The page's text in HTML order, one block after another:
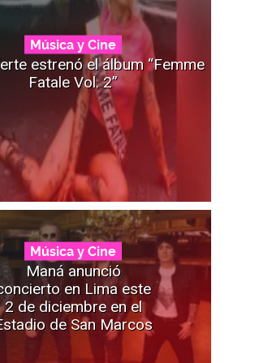
Música y Cine
estrenó el álbum “Femme
Fatale Vol. 2”
Música y Cine
Maná anunció
en Lima este
2 de diciembre en el
de San Marcos